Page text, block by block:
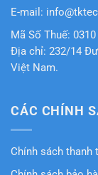
E-mail:
Mã Số Thuế:
Địa chỉ: 232/14
Việt Nam.
CÁC CHÍNH
Chính sách thanh